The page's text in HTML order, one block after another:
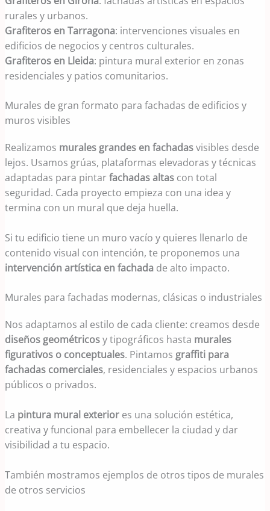
rurales y urbanos.
Grafiteros en Tarragona: intervenciones visuales en
edificios de negocios y centros culturales.
Grafiteros en Lleida: pintura mural exterior en zonas
residenciales y patios comunitarios.
Murales de gran formato para fachadas de edificios y
muros visibles
Realizamos murales grandes en fachadasvisibles desde
lejos. Usamos grúas, plataformas elevadoras y técnicas
adaptadas para pintarfachadas altas con total
seguridad. Cada proyecto empieza con una idea y
termina con un mural que deja huella.
Si tu edificio tiene un muro vacío y quieres llenarlo de
contenido visual con intención, te proponemos una
intervención artística en fachada de alto impacto.
Murales para fachadas modernas, clásicas o industriales
Nos adaptamos al estilo de cada cliente: creamos desde
diseños geométricosy tipográficos hasta murales
figurativos o conceptuales. Pintamos graffiti para
fachadas comerciales, residenciales y espacios urbanos
públicos o privados.
La pintura mural exterior es una solución estética,
creativa y funcional para embellecer la ciudad y dar
visibilidad a tu espacio.
También mostramos ejemplos de otros tipos de murales
de otros servicios